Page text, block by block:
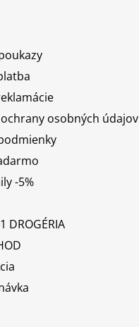
osobných údajov
-5%
DROGÉRIA